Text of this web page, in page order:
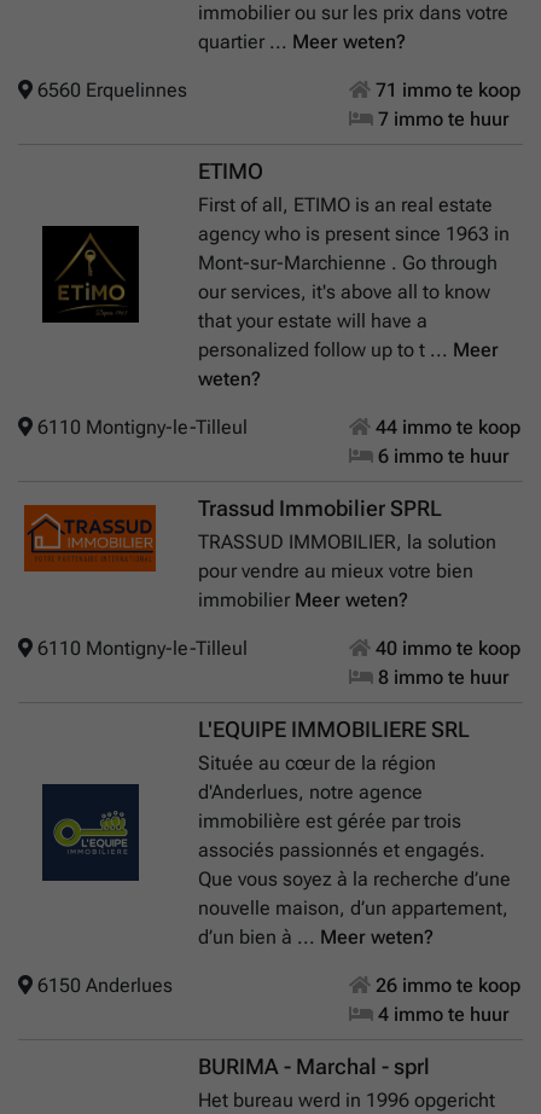
immobilier ou sur les prix dans votre
quartier ... Meer weten?
6560 Erquelinnes
71 immo te koop
7 immo te huur
ETIMO
First of all, ETIMO is an real estate
agency who is present since 1963 in
Mont-sur-Marchienne . Go through
our services, it's above all to know
that your estate will have a
personalized follow up to t ... Meer
weten?
6110 Montigny-le-Tilleul
44 immo te koop
6 immo te huur
Trassud Immobilier SPRL
TRASSUD IMMOBILIER, la solution
pour vendre au mieux votre bien
immobilier Meer weten?
6110 Montigny-le-Tilleul
40 immo te koop
8 immo te huur
L'EQUIPE IMMOBILIERE SRL
Située au cœur de la région
d'Anderlues, notre agence
immobilière est gérée par trois
associés passionnés et engagés.
Que vous soyez à la recherche d’une
nouvelle maison, d’un appartement,
d’un bien à ... Meer weten?
6150 Anderlues
26 immo te koop
4 immo te huur
BURIMA - Marchal - sprl
Het bureau werd in 1996 opgericht